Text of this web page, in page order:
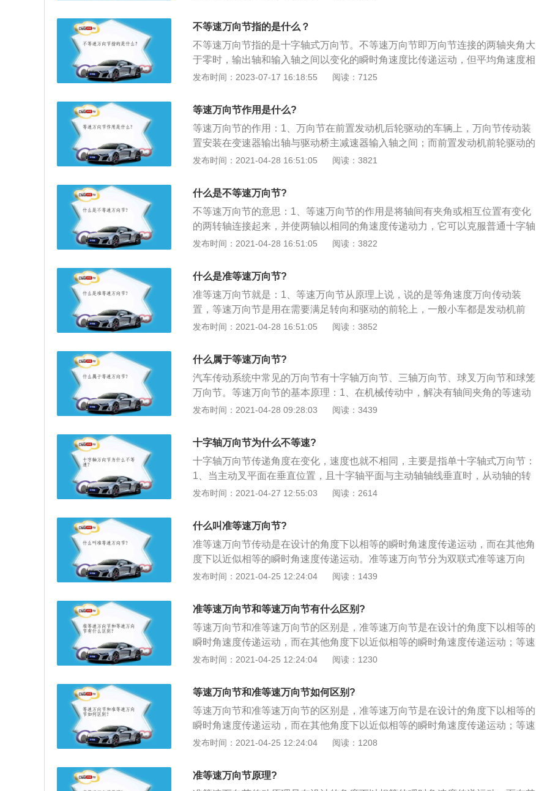
心在任意方向摆动；2、转动过程中滚针轴承中的滚针可自转，以便减轻摩擦。
与输入动力连接的轴称输入轴（又称主动轴），经万向节输出的轴称输出轴（又
称从动轴）；3、在输入、输出轴之间有夹角的条件下工作，两轴的角速度不
等，并因此会导致输出轴及与之相连的传动部件产生扭转振动和影响这些部件的
寿命。
不等速万向节指的是什么？
不等速万向节指的是十字轴式万向节。不等速万向节即万向节连接的两轴夹角大
于零时，输出轴和输入轴之间以变化的瞬时角速度比传递运动，但平均角速度相
等的万向节。不等速万向节是万向节中的一种。不等速万向节原理如下：1、经
中心在任意方向摆动；2、滚针轴自转：转动过程中滚针轴承中的滚针可自转，
以便减轻摩擦。与输入动力连接的轴称输入轴（又称主动轴），经万向节输出的
轴称输出轴（又称从动轴）；3、输入、输出轴：在输入、输出轴之间有夹角的
条件下工作，两轴的角速度不等，并因此会导致输出轴及与之相连的传动部件产
生扭转振动和影响这些部件的寿命。
发布时间：2023-07-17 16:18:55 阅读：7125
等速万向节作用是什么?
等速万向节的作用：1、万向节在前置发动机后轮驱动的车辆上，万向节传动装
置安装在变速器输出轴与驱动桥主减速器输入轴之间；而前置发动机前轮驱动的
车辆省略了传动轴，万向节安装在既负责驱动又负责转向的前桥半轴与车轮之
为一个整体安装在车架上，而驱动桥通过弹性悬挂与车架连接，两者之间有一个
距离，需要进行连接。汽车运行中路面不平产生跳动，负荷变化或者两个总成安
装位置差异，都会使得变速器输出轴与驱动桥主减速器输入轴之间的夹角和距离
发生变化，因此要用一个以变应变的装置来解决这一个问题，因此就有了万向节
这个东西；3、目前后驱动汽车上应用最广的一种普通万向节由万向节叉、十字
轴承。
发布时间：2021-04-28 16:51:05 阅读：3821
什么是不等速万向节?
不等速万向节的意思：1、等速万向节的作用是将轴间有夹角或相互位置有变化
的两转轴连接起来，并使两轴以相同的角速度传递动力，它可以克服普通十字轴
式万向节存在的不等速性问题，特别适合于转向驱动桥的使用；2、转向驱动桥
时就不能采用传统的、偏转角度很小的普通万向节了；3、普通万向节在偏转角
较大时，转速和扭矩会有很大的波动，汽车发动机的动力很难平稳可靠地传输给
车轮，同时也会造成汽车的振动、冲击和噪声；4、因此，必须采用偏转角度
大、动力传输平稳、角速度均匀的等速万向节才能满足要求。
发布时间：2021-04-28 16:51:05 阅读：3822
什么是准等速万向节?
准等速万向节就是：1、等速万向节从原理上说，说的是等角速度万向传动装
置，等速万向节是用在需要满足转向和驱动的前轮上，一般小车都是发动机前
置，前轮驱动的，所以通常使用等速万向节，能够满足前轮转向和驱动的功能；
货车和皮卡、以及客车、部分面包车，都是后轮驱动；3、发动机上的转矩需要
通过传动轴传递到驱动轮上，这时候就需要准等速万向节（双联式万向联轴器）
和不等速万向节（十字轴万向节）来连接变速箱和差速器。
发布时间：2021-04-28 16:51:05 阅读：3852
什么属于等速万向节?
汽车传动系统中常见的万向节有十字轴万向节、三轴万向节、球叉万向节和球笼
万向节。等速万向节的基本原理：1、在机械传动中，解决有轴间夹角的等速动
力传递，典型的例子是锥齿轮传动，一对大小相同的锥齿轮传动，两齿轮轴线夹
齿轮的圆周速度是相等的，因而两个齿轮旋转的角速度也相等，从这个原理出
发，若万向节的传力点在其夹角变化时始终位于角平分面内，则可使两万向节叉
保持等角速传动的关系；3、等速万向节的基本原理就是从结构上保证万向节在
工作过程中，其传力点始终位于主从动轴夹角的平分面上。
发布时间：2021-04-28 09:28:03 阅读：3439
十字轴万向节为什么不等速?
十字轴万向节传递角度在变化，速度也就不相同，主要是指单十字轴式万向节：
1、当主动叉平面在垂直位置，且十字轴平面与主动轴轴线垂直时，从动轴的转
速大于主动轴的转速；2、主动叉平面在水平位置，且十字轴平面与从动轴轴线
的一种，即万向节连接的两轴夹角大于零度时，输出轴和书输入轴之间以变化的
瞬时角速度比传递运动，但平均角速度相等。
发布时间：2021-04-27 12:55:03 阅读：2614
什么叫准等速万向节?
准等速万向节传动是在设计的角度下以相等的瞬时角速度传递运动，而在其他角
度下以近似相等的瞬时角速度传递运动。准等速万向节分为双联式准等速万向
节、凸块式准等速万向节、三销轴式准等速万向节以及球面滚轮式准等速万向
速传动装置中的传动轴长度缩短到最小时的万向节；2、凸块式准等速万向节，
由两个万向节又和两个不同形状的凸块组成。其中两凸块相当于双联万向节装置
中的中间传动轴及两十字销；3、三销轴式准等速万向节，由两个三销轴，主动
偏心轴叉，从动偏心轴叉组成；4、球面滚轮式准等速万向节，由销轴、球面滚
轮、万向节轴和圆筒组成。滚轮可在槽内做轴向移动，起到伸缩花键作用。滚轮
发布时间：2021-04-25 12:24:04 阅读：1439
准等速万向节和等速万向节有什么区别?
等速万向节和准等速万向节的区别是，准等速万向节是在设计的角度下以相等的
瞬时角速度传递运动，而在其他角度下以近似相等的瞬时角速度传递运动；等速
万向节是万向节所连接的输出轴和输入轴以始终相等的瞬时角速度传递运动。以
装置中的传动轴长度缩短到最小时的万向节；2、凸块式准等速万向节，由两个
万向节又和两个不同形状的凸块组成。其中两凸块相当于双联万向节装置中的中
间传动轴及两十字销；3、三销轴式准等速万向节，由两个三销轴，主动偏心轴
叉，从动偏心轴叉组成；4、球面滚轮式准等速万向节，由销轴、球面滚轮、万
向节轴和圆筒组成。滚轮可在槽内做轴向移动，起到伸缩花键作用。滚轮与槽壁
发布时间：2021-04-25 12:24:04 阅读：1230
等速万向节和准等速万向节如何区别?
等速万向节和准等速万向节的区别是，准等速万向节是在设计的角度下以相等的
瞬时角速度传递运动，而在其他角度下以近似相等的瞬时角速度传递运动；等速
万向节是万向节所连接的输出轴和输入轴以始终相等的瞬时角速度传递运动。以
装置中的传动轴长度缩短到最小时的万向节；2、凸块式准等速万向节，由两个
万向节又和两个不同形状的凸块组成。其中两凸块相当于双联万向节装置中的中
发布时间：2021-04-25 12:24:04 阅读：1208
准等速万向节原理?